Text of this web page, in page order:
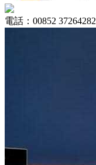
電話：00852 37264282